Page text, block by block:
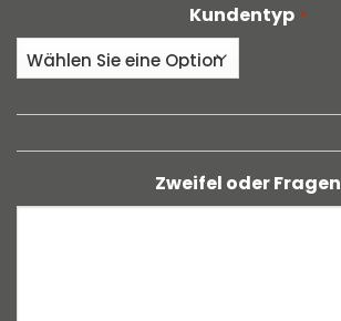
Kundentyp *
Zweifel oder Fragen